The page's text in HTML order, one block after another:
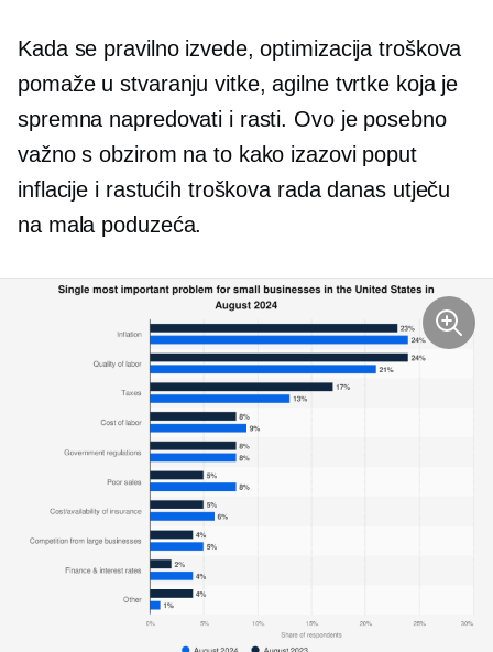
Kada se pravilno izvede, optimizacija troškova
pomaže u stvaranju vitke, agilne tvrtke koja je
spremna napredovati i rasti. Ovo je posebno
važno s obzirom na to kako izazovi poput
inflacije i rastućih troškova rada danas utječu
na mala poduzeća.